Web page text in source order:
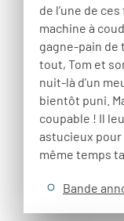
de l’une de
machine à
gagne-pain de
tout, Tom et
nuit-là d'un
bientôt puni.
coupable ! Il
astucieux
même temps
Bande